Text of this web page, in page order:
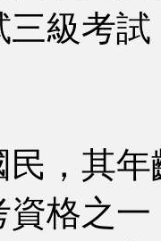
級考
民，其
資格之